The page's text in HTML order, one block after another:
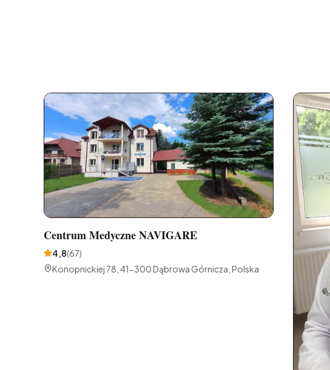
Centrum Medyczne NAVIGARE
4,8(67)
Konopnickiej 78, 41-300 Dąbrowa Górnicza, Polska